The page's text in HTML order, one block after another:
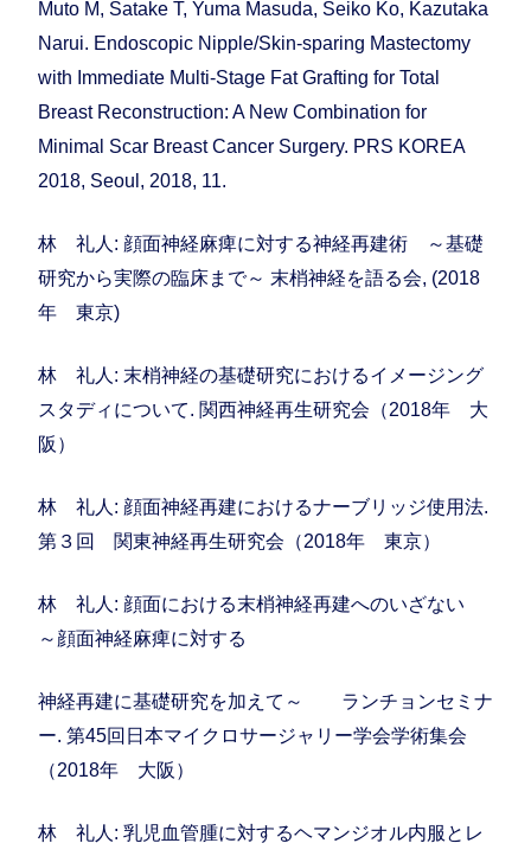
Muto M, Satake T, Yuma Masuda, Seiko Ko, Kazutaka
Narui. Endoscopic Nipple/Skin-sparing Mastectomy
with Immediate Multi-Stage Fat Grafting for Total
Breast Reconstruction: A New Combination for
Minimal Scar Breast Cancer Surgery. PRS KOREA
2018, Seoul, 2018, 11.
林 礼人: 顔面神経麻痺に対する神経再建術 ～基礎
研究から実際の臨床まで～ 末梢神経を語る会, (2018
年 東京)
林 礼人: 末梢神経の基礎研究におけるイメージング
スタディについて. 関西神経再生研究会（2018年 大
阪）
林 礼人: 顔面神経再建におけるナーブリッジ使用法.
第３回 関東神経再生研究会（2018年 東京）
林 礼人: 顔面における末梢神経再建へのいざない
～顔面神経麻痺に対する
神経再建に基礎研究を加えて～ ランチョンセミナ
ー. 第45回日本マイクロサージャリー学会学術集会
（2018年 大阪）
林 礼人: 乳児血管腫に対するヘマンジオル内服とレ